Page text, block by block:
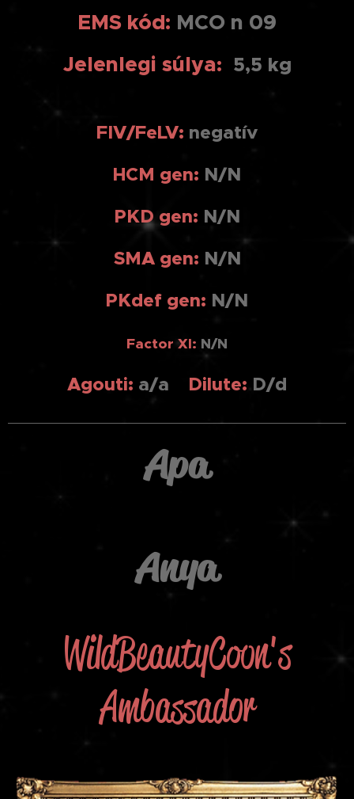
EMS kód: MCO n 09
Jelenlegi súlya: 5,5 kg
FIV/FeLV: negatív
HCM gen: N/N
PKD gen: N/N
SMA gen: N/N
PKdef gen: N/N
Factor XI: N/N
Agouti: a/a Dilute: D/d
Apa
Anya
WildBeautyCoon's
Ambassador